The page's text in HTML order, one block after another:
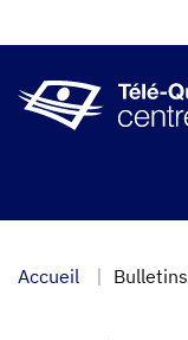
au
principal
Accueil Bulletins